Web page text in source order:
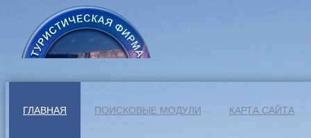
ГЛАВНАЯ ПОИСКОВЫЕ МОДУЛИ КАРТА САЙТА